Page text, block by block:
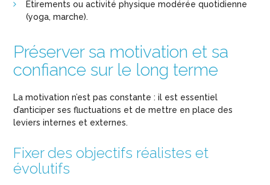
Étirements ou activité physique modérée quotidienne
(yoga, marche).
Préserver sa motivation et sa
confiance sur le long terme
La motivation n’est pas constante : il est essentiel
d’anticiper ses fluctuations et de mettre en place des
leviers internes et externes.
Fixer des objectifs réalistes et
évolutifs